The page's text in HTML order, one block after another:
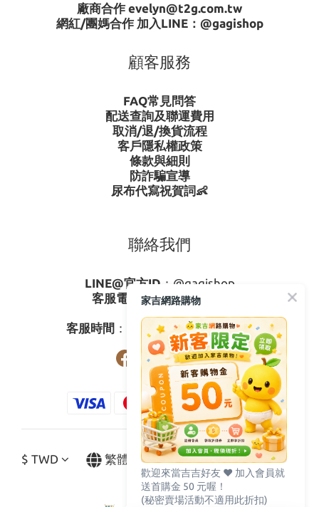
廠商合作 evelyn@t2g.com.tw
網紅/團媽合作 加入LINE： @gagishop
顧客服務
FAQ常見問答
配送查詢及聯運費用
取消/退/換貨流程
客戶隱私權政策
條款與細則
防詐騙宣導
尿布代寫祝賀詞👶
聯絡我們
LINE@官方ID ： @gagishop
客服電話 ：0800-273795
客服時間 ：週一至週五08:30-17:30
$ TWD 繁體中文
家吉網路購物
歡迎來當吉吉好友 ♥️ 加入會員就
送首購金 50 元喔！
(秘密賣場活動不適用此折扣)